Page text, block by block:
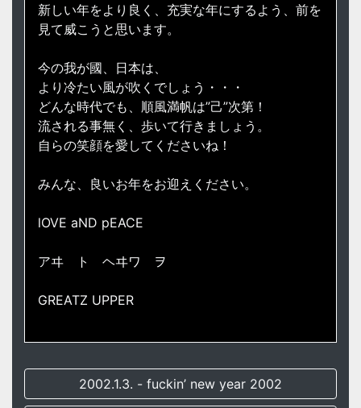
新しい年をより良く、充実な年にするよう、前を
見て威こうと思います。
今の我が國、日本は、
より冷たい風が吹くでしょう・・・
どんな時代でも、順風満帆は”己”次第！
流される事無く、歩いて行きましょう。
自らの笑顔を愛してくださいね！
みんな、良いお年をお迎えください。
lOVE aND pEACE
アヰ ト ヘヰワ ヲ
GREATZ UPPER
2002.1.3. - fuckin’ new year 2002